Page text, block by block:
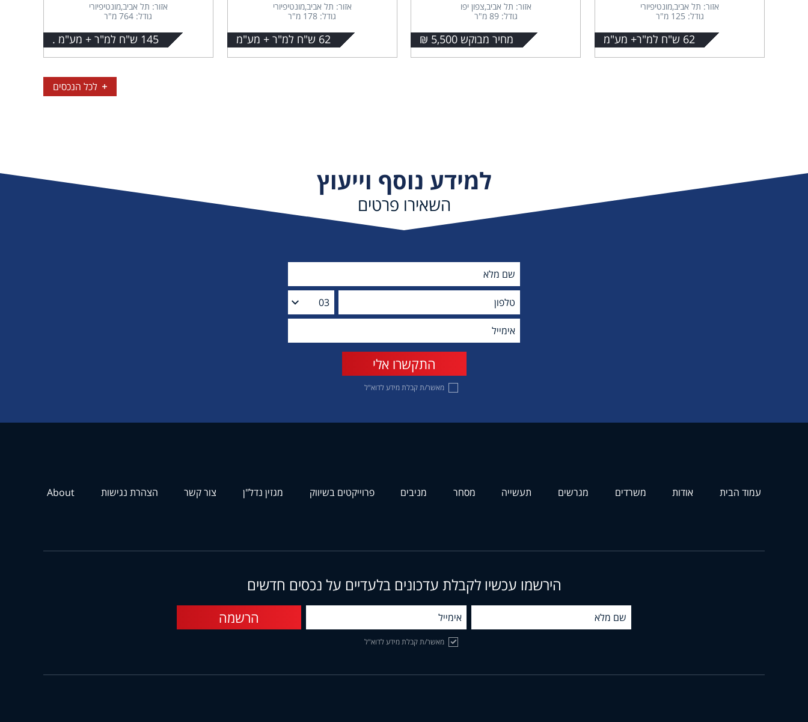
אזור: תל אביב,מונטיפיורי
גודל: 125 מ"ר
62 ש"ח למ"ר+ מע"מ
אזור: תל אביב,צפון יפו
גודל: 89 מ"ר
מחיר מבוקש 5,500 ₪
אזור: תל אביב,מונטיפיורי
גודל: 178 מ"ר
62 ש"ח למ"ר + מע"מ
אזור: תל אביב,מונטיפיורי
גודל: 764 מ"ר
145 ש"ח למ"ר + מע"מ .
לכל הנכסים
למידע נוסף וייעוץ
השאירו פרטים
מאשר/ת קבלת מידע לדוא"ל
עמוד הבית אודות משרדים מגרשים תעשייה מסחר מניבים פרוייקטים בשיווק מגזין נדל"ן צור קשר הצהרת נגישות About
הירשמו עכשיו לקבלת עדכונים בלעדיים על נכסים חדשים
מאשר/ת קבלת מידע לדוא"ל